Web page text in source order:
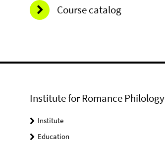
Course catalog
Institute for Romance Philology
Institute
Education